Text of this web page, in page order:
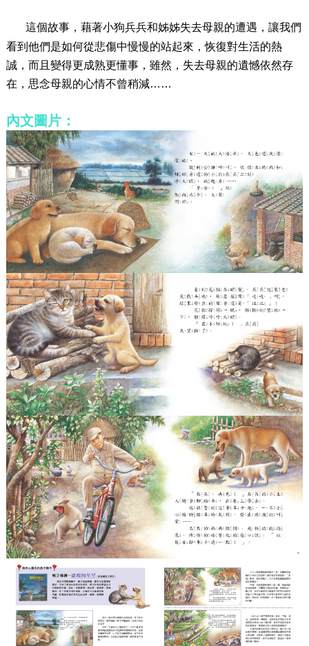
這個故事，藉著小狗兵兵和姊姊失去母親的遭遇，讓我們
看到他們是如何從悲傷中慢慢的站起來，恢復對生活的熱
誠，而且變得更成熟更懂事，雖然，失去母親的遺憾依然存
在，思念母親的心情不曾稍減……
內文圖片：